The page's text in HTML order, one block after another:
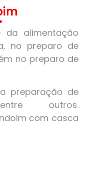
alimentação
no preparo de
no preparo de
preparação de
outros.
com casca